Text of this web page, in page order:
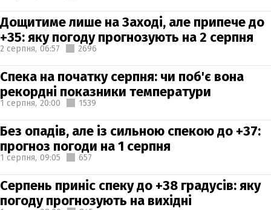
Дощитиме лише на Заході, але припече до
+35: яку погоду прогнозують на 2 серпня
2 серпня, 06:57 2696
Спека на початку серпня: чи поб'є вона
рекордні показники температури
1 серпня, 20:00 1539
Без опадів, але із сильною спекою до +37:
прогноз погоди на 1 серпня
1 серпня, 09:05 657
Серпень приніс спеку до +38 градусів: яку
погоду прогнозують на вихідні